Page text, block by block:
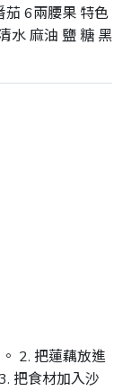
茄 6兩腰果 特色
水 麻油 鹽 糖 黑
2. 把蓮藕放進
把食材加入沙